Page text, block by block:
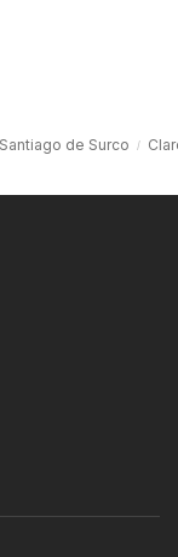
de Surco